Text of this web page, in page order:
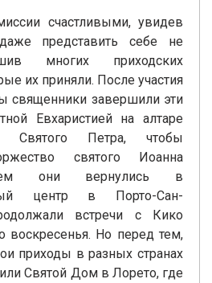
счастливыми, увидев
представить себе не
многих приходских
их приняли. После участия
священники завершили эти
Евхаристией на алтаре
Святого Петра, чтобы
святого Иоанна
они вернулись в
центр в Порто-Сан-
встречи с Кико
воскресенья. Но перед тем,
приходы в разных странах
Святой Дом в Лорето, где